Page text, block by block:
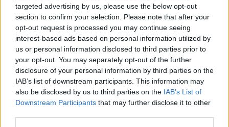
targeted advertising by us, please use the below opt-out
section to confirm your selection. Please note that after your
opt-out request is processed you may continue seeing
interest-based ads based on personal information utilized by
us or personal information disclosed to third parties prior to
your opt-out. You may separately opt-out of the further
disclosure of your personal information by third parties on the
IAB’s list of downstream participants. This information may
also be disclosed by us to third parties on the IAB’s List of
Downstream Participants that may further disclose it to other
Sali a bordo!
'Iscriviti alla newsletter'
A proposito della Bierothek
Offerte di lavoro alla Bierothek